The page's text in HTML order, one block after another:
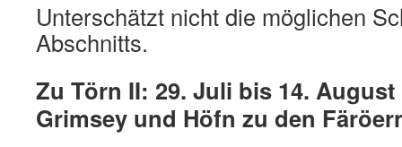
Unterschätzt nicht die möglichen
Abschnitts.
Zu Törn II: 29. Juli bis 14.
Grimsey und Höfn zu den